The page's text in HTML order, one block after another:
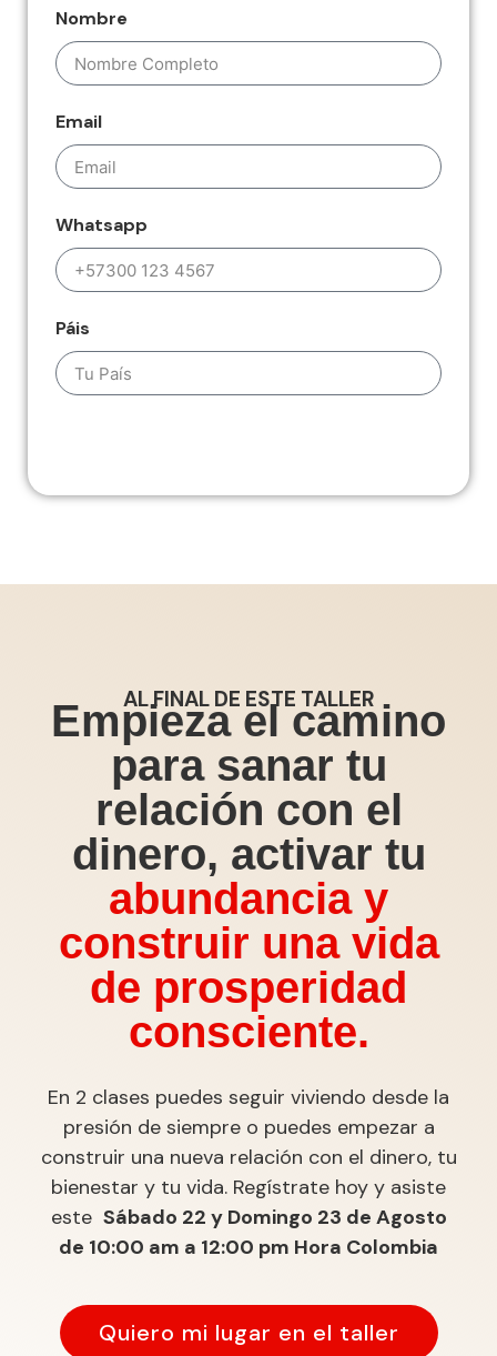
Nombre
Email
Whatsapp
Páis
AL FINAL DE ESTE TALLER
Empieza el camino
para sanar tu
relación con el
dinero, activar tu
abundancia y
construir una vida
de prosperidad
consciente.
En 2 clases puedes seguir viviendo desde la
presión de siempre o puedes empezar a
construir una nueva relación con el dinero, tu
bienestar y tu vida. Regístrate hoy y asiste
este Sábado 22 y Domingo 23 de Agosto
de 10:00 am a 12:00 pm Hora Colombia
Quiero mi lugar en el taller